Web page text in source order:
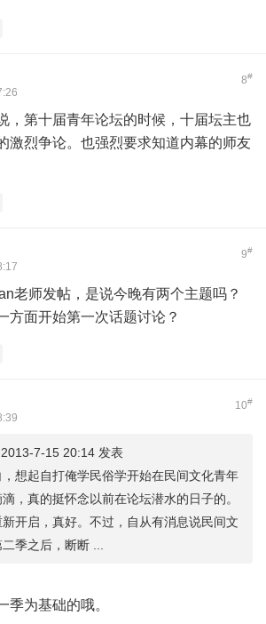
8#
，第十届青年论坛的时候，十届坛主也
激烈争论。也强烈要求知道内幕的师友
9#
老师发帖，是说今晚有两个主题吗？
方面开始第一次话题讨论？
10#
7-15 20:14 发表
想起自打俺学民俗学开始在民间文化青年
，真的挺怀念以前在论坛潜水的日子的。
开启，真好。不过，自从有消息说民间文
季之后，断断 ...
季为基础的哦。